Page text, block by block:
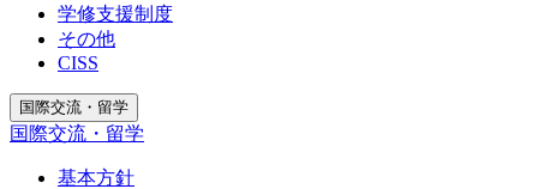
学修支援制度
その他
CISS
国際交流・留学
国際交流・留学
基本方針